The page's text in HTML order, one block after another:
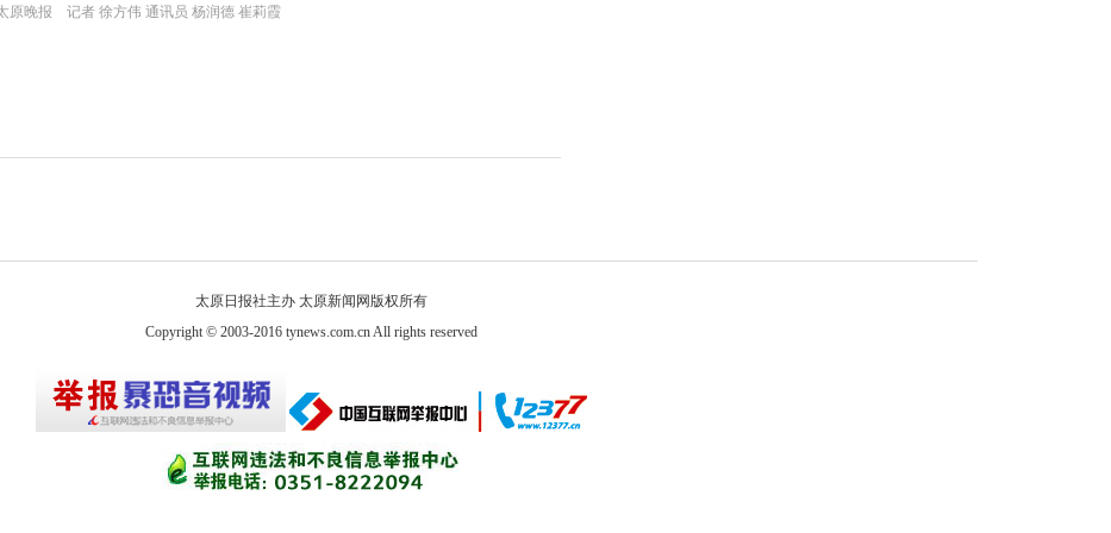
晚报 记者 徐方伟 通讯员 杨润德 崔莉霞
太原日报社主办 太原新闻网版权所有
Copyright © 2003-2016 tynews.com.cn All rights reserved